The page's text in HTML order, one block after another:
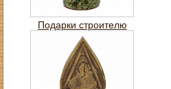
Подарки строителю